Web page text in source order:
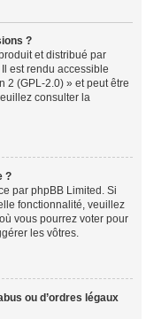
?
et distribué par
est rendu accessible
2 (GPL-2.0) » et peut être
consulter la
?
par phpBB Limited. Si
fonctionnalité, veuillez
vous pourrez voter pour
les vôtres.
ou d’ordres légaux